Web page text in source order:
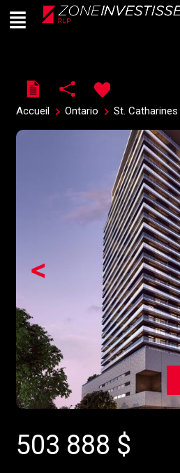
Live
En Direct
Menu
Accueil Ontario St. Catharines
<
503 888 $